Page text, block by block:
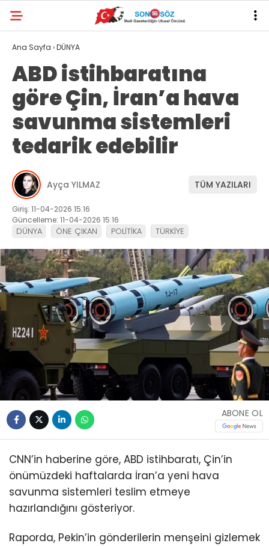
Ana Sayfa ›DÜNYA
ABD istihbaratına
göre Çin, İran’a hava
savunma sistemleri
tedarik edebilir
Ayça YILMAZ TÜM YAZILARI
Giriş: 11-04-2026 15:16
Güncelleme: 11-04-2026 15:16
DÜNYA ÖNE ÇIKAN POLİTİKA TÜRKİYE
ABONE OL
CNN’in haberine göre, ABD istihbaratı, Çin’in
önümüzdeki haftalarda İran’a yeni hava
savunma sistemleri teslim etmeye
hazırlandığını gösteriyor.
Raporda, Pekin’in gönderilerin menşeini gizlemek